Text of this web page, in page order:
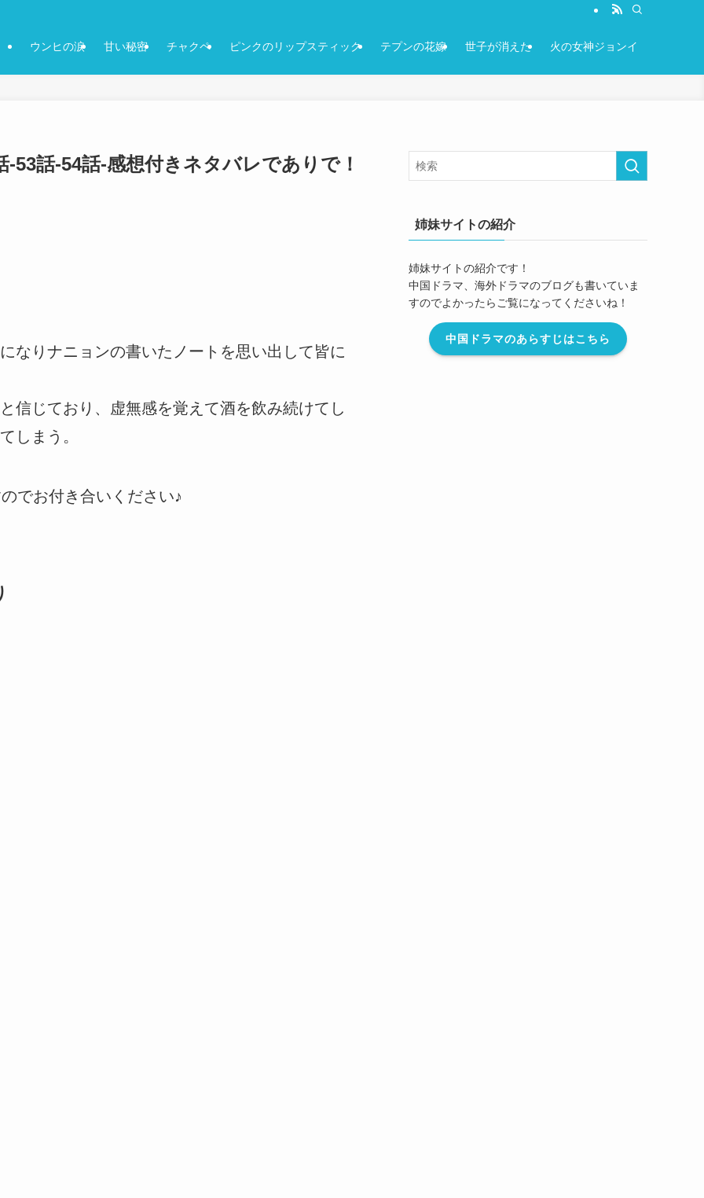
ウンヒの涙 甘い秘密 チャクペ ピンクのリップスティック テプンの花嫁 世子が消えた 火の女神ジョンイ
53話-54話-感想付きネタバレでありで！
なりナニョンの書いたノートを思い出して皆に
信じており、虚無感を覚えて酒を飲み続けてし
しまう。
でお付き合いください♪
姉妹サイトの紹介
姉妹サイトの紹介です！
中国ドラマ、海外ドラマのブログも書いていま
すのでよかったらご覧になってくださいね！
中国ドラマのあらすじはこちら